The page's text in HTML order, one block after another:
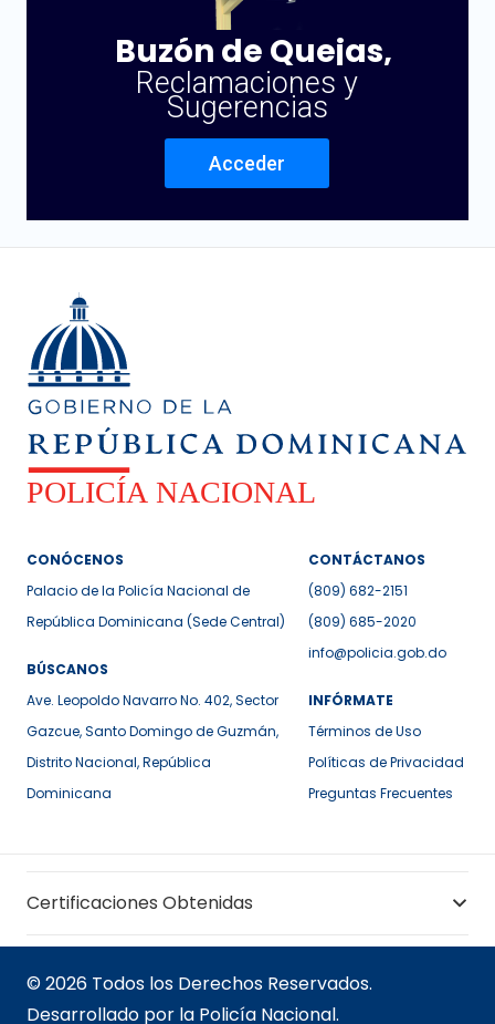
Buzón de Quejas,
Reclamaciones y
Sugerencias
Acceder
CONÓCENOS
Palacio de la Policía Nacional de
República Dominicana (Sede Central)
BÚSCANOS
Ave. Leopoldo Navarro No. 402, Sector
Gazcue, Santo Domingo de Guzmán,
Distrito Nacional, República
Dominicana
CONTÁCTANOS
(809) 682-2151
(809) 685-2020
info@policia.gob.do
INFÓRMATE
Términos de Uso
Políticas de Privacidad
Preguntas Frecuentes
Certificaciones Obtenidas
© 2026 Todos los Derechos Reservados.
Desarrollado por la Policía Nacional.